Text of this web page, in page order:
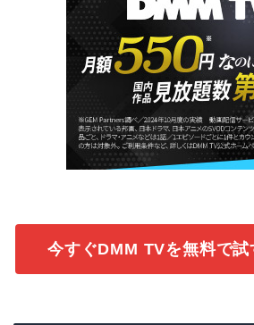
今すぐDMM TVを無料で試